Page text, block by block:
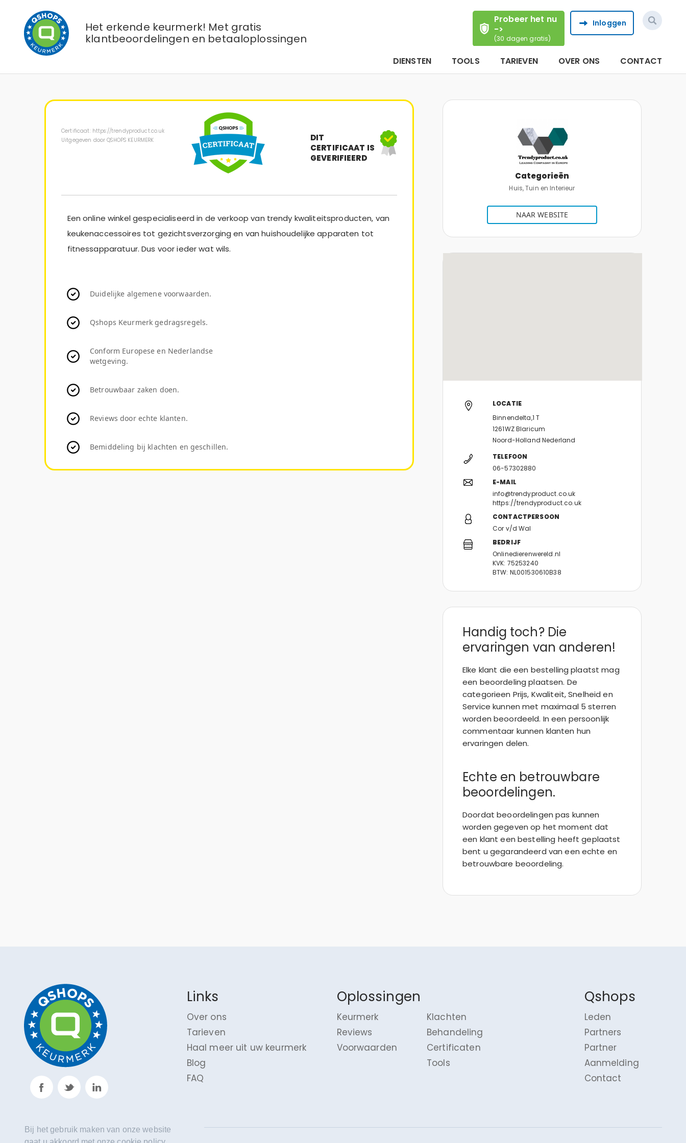
Bij het gebruik maken van onze website
Het erkende keurmerk! Met gratis
klantbeoordelingen en betaaloplossingen
Inloggen
Probeer het nu
->
(30 dagen gratis)
DIENSTEN TOOLS TARIEVEN OVER ONS CONTACT
Certificaat: https://trendyproduct.co.uk
Uitgegeven door QSHOPS KEURMERK
DIT
CERTIFICAAT IS
GEVERIFIEERD
Een online winkel gespecialiseerd in de verkoop van trendy kwaliteitsproducten, van
keukenaccessoires tot gezichtsverzorging en van huishoudelijke apparaten tot
fitnessapparatuur. Dus voor ieder wat wils.
Duidelijke algemene voorwaarden.
Qshops Keurmerk gedragsregels.
Conform Europese en Nederlandse
wetgeving.
Betrouwbaar zaken doen.
Reviews door echte klanten.
Bemiddeling bij klachten en geschillen.
Categorieën
Huis, Tuin en Interieur
NAAR WEBSITE
LOCATIE
Binnendelta,1 T
1261WZ Blaricum
Noord-Holland Nederland
TELEFOON
06-57302880
E-MAIL
info@trendyproduct.co.uk
https://trendyproduct.co.uk
CONTACTPERSOON
Cor v/d Wal
BEDRIJF
Onlinedierenwereld.nl
KVK: 75253240
BTW: NL001530610B38
Handig toch? Die
ervaringen van anderen!
Elke klant die een bestelling plaatst mag
een beoordeling plaatsen. De
categorieen Prijs, Kwaliteit, Snelheid en
Service kunnen met maximaal 5 sterren
worden beoordeeld. In een persoonlijk
commentaar kunnen klanten hun
ervaringen delen.
Echte en betrouwbare
beoordelingen.
Doordat beoordelingen pas kunnen
worden gegeven op het moment dat
een klant een bestelling heeft geplaatst
bent u gegarandeerd van een echte en
betrouwbare beoordeling.
Links
Over ons
Tarieven
Haal meer uit uw keurmerk
Blog
FAQ
Oplossingen
Keurmerk
Reviews
Voorwaarden
Klachten
Behandeling
Certificaten
Tools
Qshops
Leden
Partners
Partner
Aanmelding
Contact